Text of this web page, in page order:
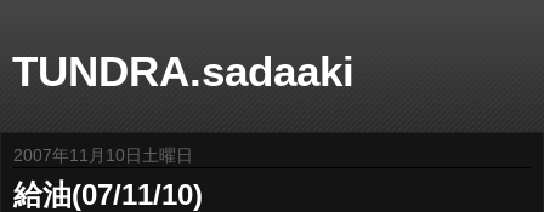
TUNDRA.sadaaki
2007年11月10日土曜日
給油(07/11/10)